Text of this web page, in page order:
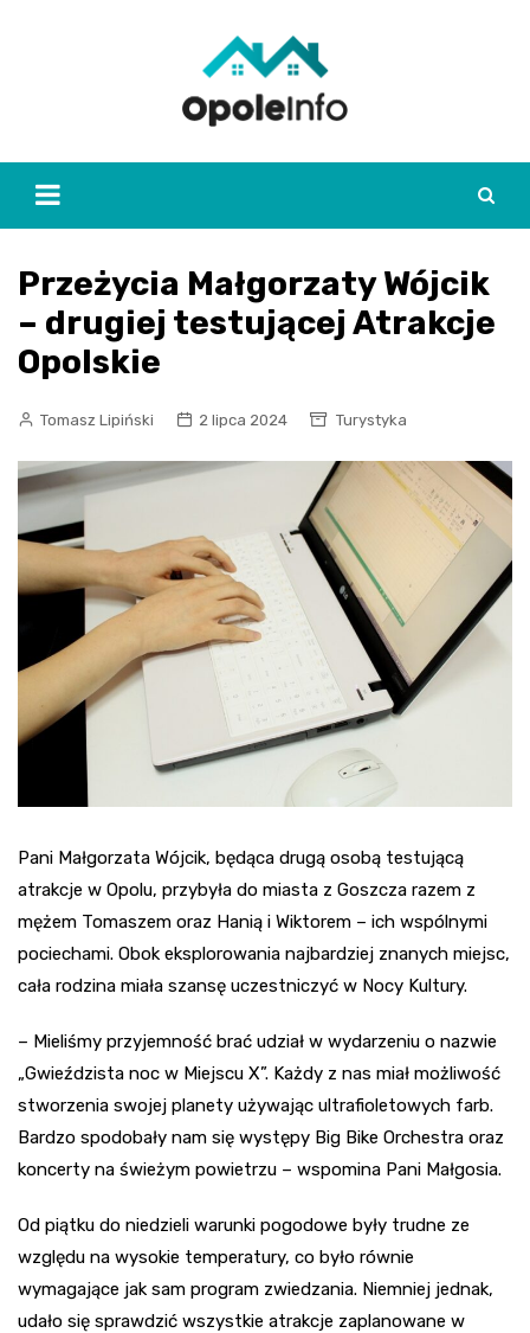
Przeżycia Małgorzaty Wójcik
– drugiej testującej Atrakcje
Opolskie
Tomasz Lipiński 2 lipca 2024 Turystyka
Pani Małgorzata Wójcik, będąca drugą osobą testującą
atrakcje w Opolu, przybyła do miasta z Goszcza razem z
mężem Tomaszem oraz Hanią i Wiktorem – ich wspólnymi
pociechami. Obok eksplorowania najbardziej znanych miejsc,
cała rodzina miała szansę uczestniczyć w Nocy Kultury.
– Mieliśmy przyjemność brać udział w wydarzeniu o nazwie
„Gwieździsta noc w Miejscu X”. Każdy z nas miał możliwość
stworzenia swojej planety używając ultrafioletowych farb.
Bardzo spodobały nam się występy Big Bike Orchestra oraz
koncerty na świeżym powietrzu – wspomina Pani Małgosia.
Od piątku do niedzieli warunki pogodowe były trudne ze
względu na wysokie temperatury, co było równie
wymagające jak sam program zwiedzania. Niemniej jednak,
udało się sprawdzić wszystkie atrakcje zaplanowane w